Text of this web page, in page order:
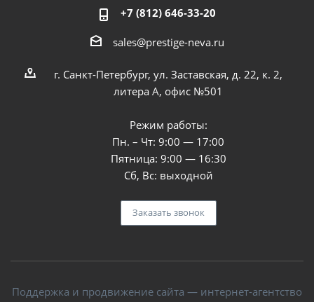
+7 (812) 646-33-20
sales@prestige-neva.ru
г. Санкт-Петербург, ул. Заставская, д. 22, к. 2,
литера А, офис №501
Режим работы:
Пн. – Чт: 9:00 — 17:00
Пятница: 9:00 — 16:30
Сб, Вс: выходной
Заказать звонок
Поддержка и продвижение сайта — интернет-агентство